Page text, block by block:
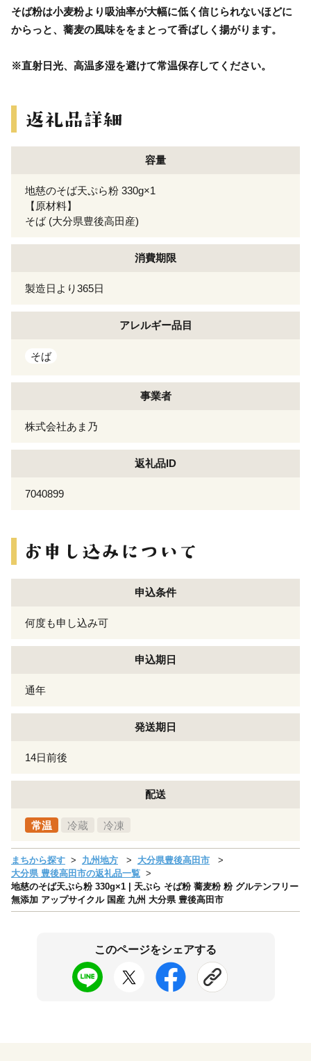
そば粉は小麦粉より吸油率が大幅に低く信じられないほどに
からっと、蕎麦の風味ををまとって香ばしく揚がります。
※直射日光、高温多湿を避けて常温保存してください。
容量
地慈のそば天ぷら粉 330g×1
【原材料】
そば (大分県豊後高田産)
消費期限
製造日より365日
アレルギー品目
そば
事業者
株式会社あま乃
返礼品ID
7040899
申込条件
何度も申し込み可
申込期日
通年
発送期日
14日前後
配送
常温 冷蔵 冷凍
まちから探す 九州地方
大分県豊後高田市
大分県 豊後高田市の返礼品一覧
地慈のそば天ぷら粉 330g×1 | 天ぷら そば粉 蕎麦粉 粉 グルテンフリー
無添加 アップサイクル 国産 九州 大分県 豊後高田市
このページをシェアする